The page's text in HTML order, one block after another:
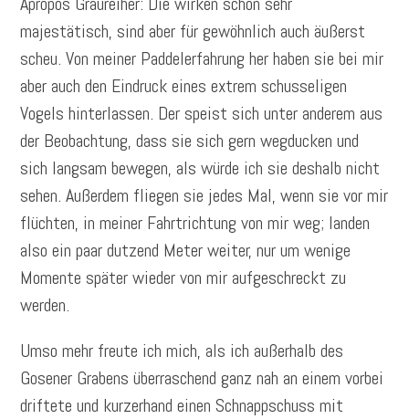
majestätisch, sind aber für gewöhnlich auch äußerst
scheu. Von meiner Paddelerfahrung her haben sie bei mir
aber auch den Eindruck eines extrem schusseligen
Vogels hinterlassen. Der speist sich unter anderem aus
der Beobachtung, dass sie sich gern wegducken und
sich langsam bewegen, als würde ich sie deshalb nicht
sehen. Außerdem fliegen sie jedes Mal, wenn sie vor mir
flüchten, in meiner Fahrtrichtung von mir weg; landen
also ein paar dutzend Meter weiter, nur um wenige
Momente später wieder von mir aufgeschreckt zu
werden.
Umso mehr freute ich mich, als ich außerhalb des
Gosener Grabens überraschend ganz nah an einem vorbei
driftete und kurzerhand einen Schnappschuss mit